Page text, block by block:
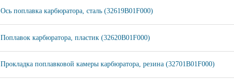
Ось поплавка карбюратора, сталь (32619B01F000)
Поплавок карбюратора, пластик (32620B01F000)
Прокладка поплавковой камеры карбюратора, резина (32701B01F000)